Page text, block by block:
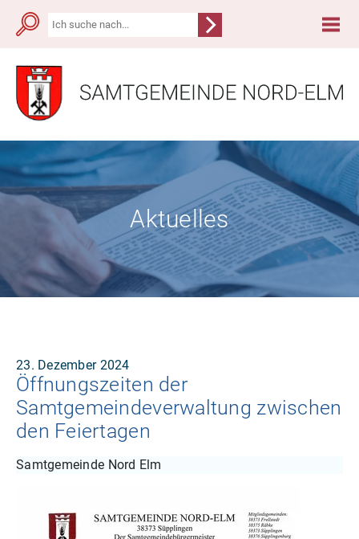
Aktuelles
23. Dezember 2024
Öffnungszeiten der
Samtgemeindeverwaltung zwischen
den Feiertagen
Samtgemeinde Nord Elm